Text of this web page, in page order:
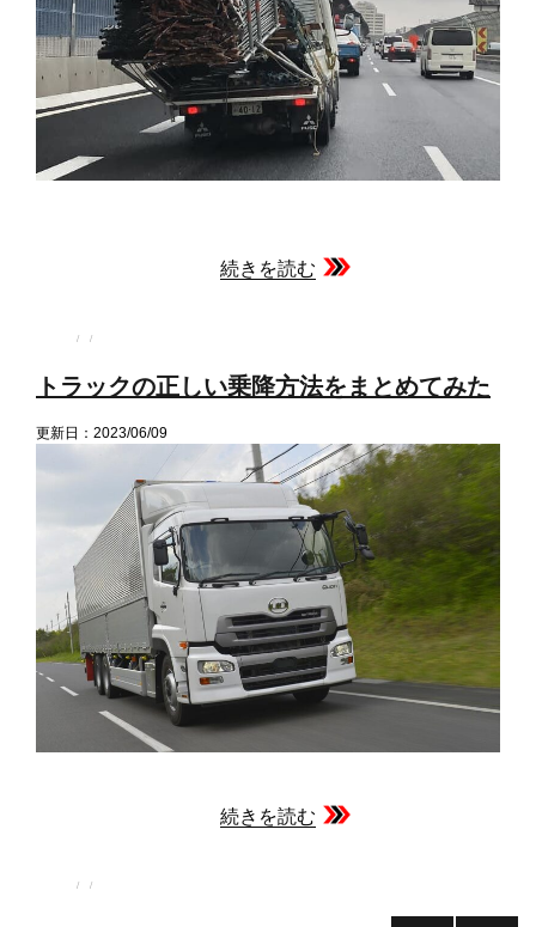
続きを読む
投
投
リ
ー
トラックの正しい乗降方法をまとめてみた
更新日：2023/06/09
続きを読む
投
投